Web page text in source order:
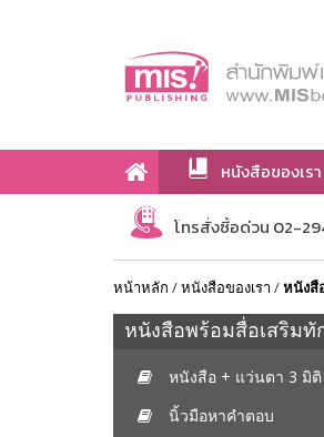
หนังสือของเรา
เกี่ยวกับเรา
โทรสั่งซื้อด่วน 02-
หน้าหลัก /หนังสือของเรา /หนังสื
หนังสือพร้อมสื่อเสริมทั
หนังสือ + แว่นตา 3 มิติ
นิ้วมือหาคำตอบ